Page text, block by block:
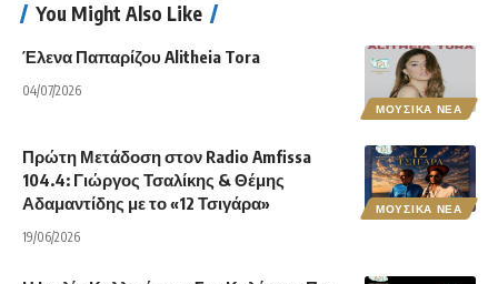
You Might Also Like
ΜΟΥΣΙΚΑ ΝΕΑ
Έλενα Παπαρίζου Alitheia Tora
04/07/2026
ΜΟΥΣΙΚΑ ΝΕΑ
Πρώτη Μετάδοση στον Radio Amfissa
104.4: Γιώργος Τσαλίκης & Θέμης
Αδαμαντίδης με το «12 Τσιγάρα»
19/06/2026